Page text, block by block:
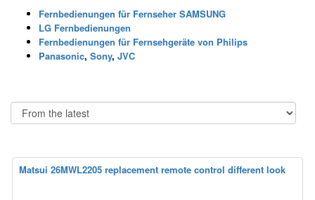
Fernbedienungen für Fernseher SAMSUNG
LG Fernbedienungen
Fernbedienungen für Fernsehgeräte von Philips
Panasonic, Sony, JVC
Matsui 26MWL2205 replacement remote control different look